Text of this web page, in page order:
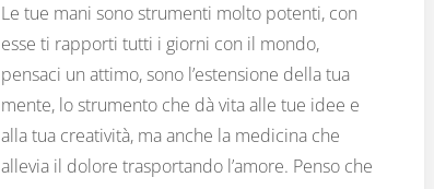
Le tue mani sono strumenti molto potenti, con
esse ti rapporti tutti i giorni con il mondo,
pensaci un attimo, sono l’estensione della tua
mente, lo strumento che dà vita alle tue idee e
alla tua creatività, ma anche la medicina che
allevia il dolore trasportando l’amore. Penso che